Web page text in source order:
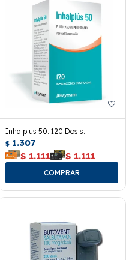
Inhalplus 50. 120 Dosis.
$ 1.307
$ 1.111 $ 1.111